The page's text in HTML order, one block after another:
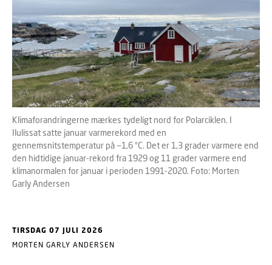
Klimaforandringerne mærkes tydeligt nord for Polarciklen. I
Ilulissat satte januar varmerekord med en
gennemsnitstemperatur på −1,6 °C. Det er 1,3 grader varmere end
den hidtidige januar-rekord fra 1929 og 11 grader varmere end
klimanormalen for januar i perioden 1991-2020. Foto: Morten
Garly Andersen
TIRSDAG 07 JULI 2026
MORTEN GARLY ANDERSEN